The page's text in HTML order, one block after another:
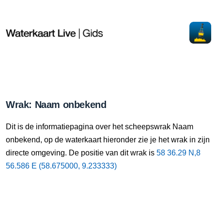
Wrak: Naam onbekend
Dit is de informatiepagina over het scheepswrak Naam
onbekend, op de waterkaart hieronder zie je het wrak in zijn
directe omgeving. De positie van dit wrak is 58 36.29 N,8
56.586 E (58.675000, 9.233333)